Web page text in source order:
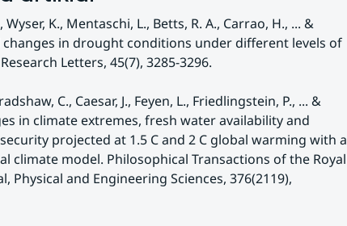
K., Mentaschi, L., Betts, R. A., Carrao, H., ... &
changes in drought conditions under different levels of
Letters, 45(7), 3285-3296.
C., Caesar, J., Feyen, L., Friedlingstein, P., ... &
in climate extremes, fresh water availability and
projected at 1.5 C and 2 C global warming with a
climate model. Philosophical Transactions of the Royal
Physical and Engineering Sciences, 376(2119),